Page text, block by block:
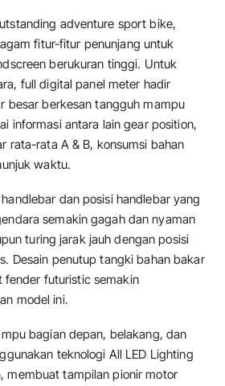
adventure sport bike,
fitur-fitur penunjang untuk
berukuran tinggi. Untuk
full digital panel meter hadir
besar berkesan tangguh mampu
informasi antara lain gear position,
rata-rata A & B, konsumsi bahan
waktu.
dan posisi handlebar yang
semakin gagah dan nyaman
turing jarak jauh dengan posisi
Desain penutup tangki bahan bakar
futuristic semakin
model ini.
bagian depan, belakang, dan
teknologi All LED Lighting
membuat tampilan pionir motor